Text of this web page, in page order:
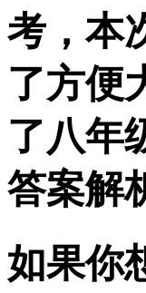
考，本
了方便
了八年
答案解
如果你